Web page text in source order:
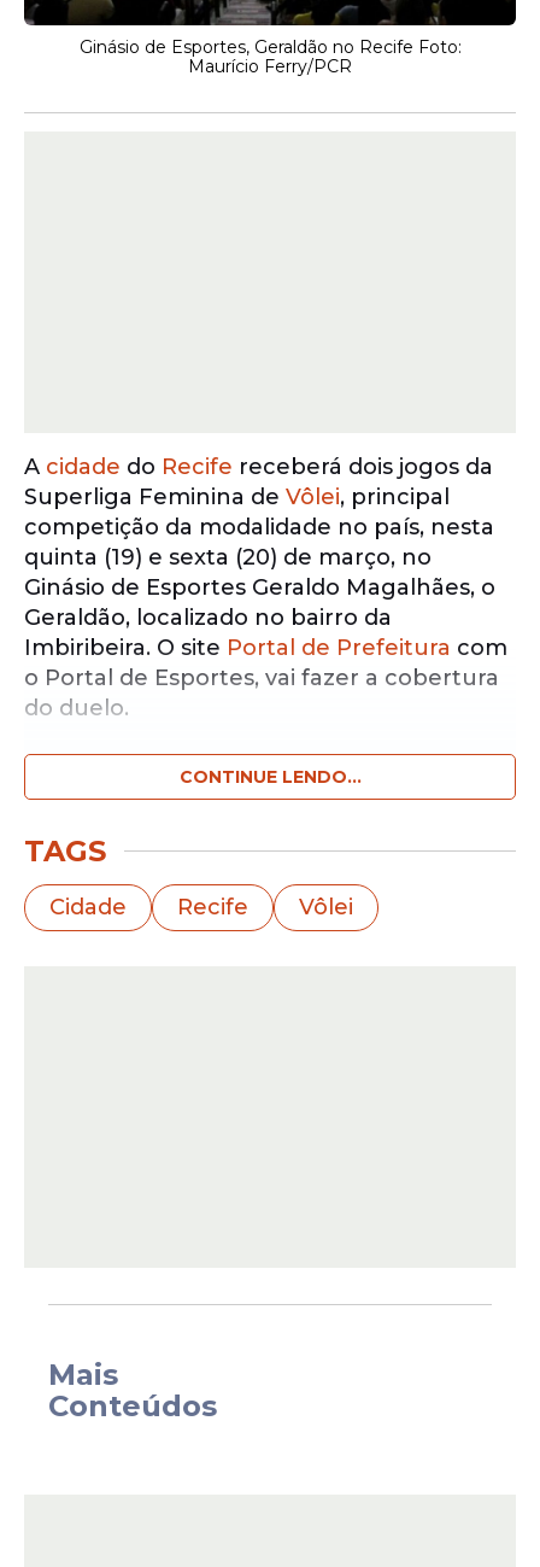
Ginásio de Esportes, Geraldão no Recife Foto:
Maurício Ferry/PCR
A cidade do Recife receberá dois jogos da
Superliga Feminina de Vôlei, principal
competição da modalidade no país, nesta
quinta (19) e sexta (20) de março, no
Ginásio de Esportes Geraldo Magalhães, o
Geraldão, localizado no bairro da
Imbiribeira. O site Portal de Prefeitura com
o Portal de Esportes, vai fazer a cobertura
do duelo.
Notícias pelo WhatsApp
Receba as notícias exclusivas doPortal
CONTINUE LENDO...
TAGS
Cidade Recife Vôlei
Mais
Conteúdos